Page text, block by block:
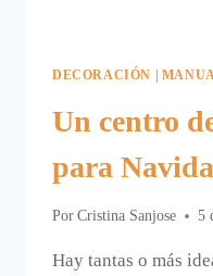
DECORACIÓN |
Un centro
para
Por Cristina Sanjose 5
Hay tantas o más